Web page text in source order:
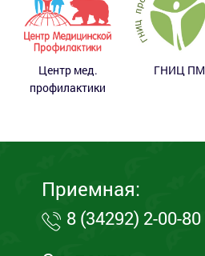
Центр мед.
профилактики
ГНИЦ ПМ
Приемная:
8 (34292) 2-00-80